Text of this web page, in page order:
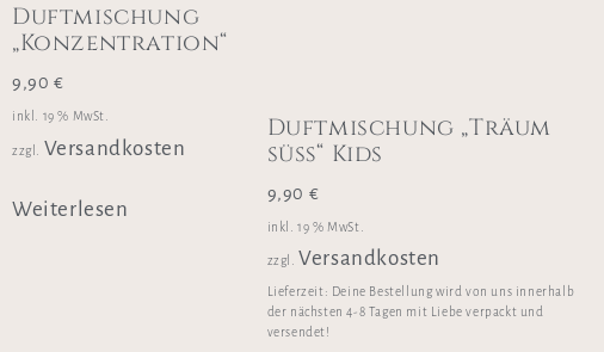
Duftmischung
„Konzentration“
9,90 €
inkl. 19 % MwSt.
zzgl. Versandkosten
Weiterlesen
Duftmischung „Träum
süß“ Kids
9,90 €
inkl. 19 % MwSt.
zzgl. Versandkosten
Lieferzeit: Deine Bestellung wird von uns innerhalb
der nächsten 4-8 Tagen mit Liebe verpackt und
versendet!